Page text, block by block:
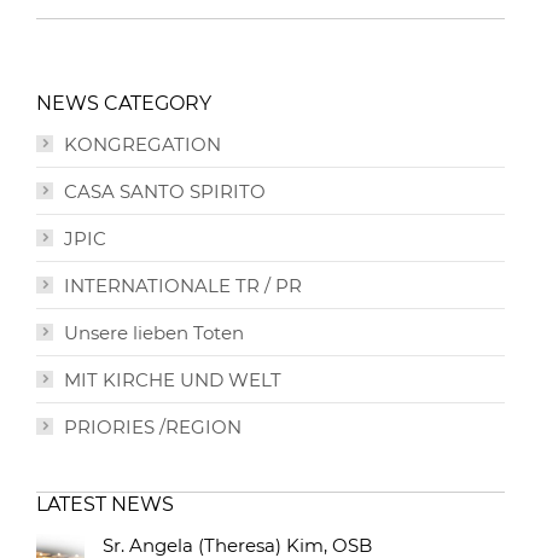
NEWS CATEGORY
KONGREGATION
CASA SANTO SPIRITO
JPIC
INTERNATIONALE TR / PR
Unsere lieben Toten
MIT KIRCHE UND WELT
PRIORIES /REGION
LATEST NEWS
Sr. Angela (Theresa) Kim, OSB